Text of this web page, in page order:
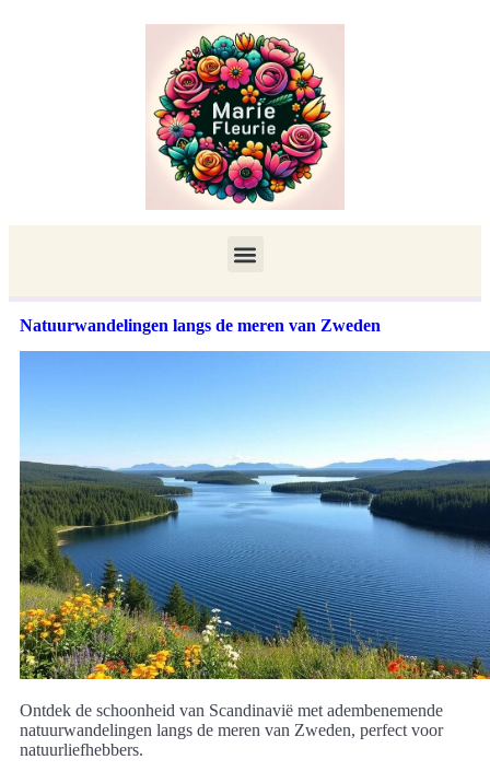
Natuurwandelingen langs de meren van Zweden
Ontdek de schoonheid van Scandinavië met adembenemende
natuurwandelingen langs de meren van Zweden, perfect voor
natuurliefhebbers.